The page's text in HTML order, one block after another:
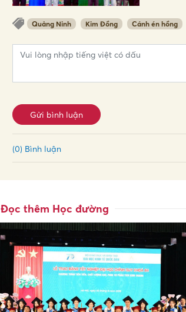
Quảng Ninh Kim Đồng Cánh én hồng
Gửi bình luận
(0) Bình luận
Đọc thêm Học đường